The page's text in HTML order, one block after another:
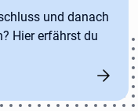
und danach
Hier erfährst du